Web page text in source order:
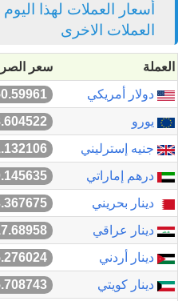
أسعار العملات لهذا
العملات الاخرى
العملة
سعر
دولار أمريكي
يورو
جنيه إسترليني
درهم إماراتي
دينار بحريني
دينار عراقي
دينار أردني
دينار كويتي